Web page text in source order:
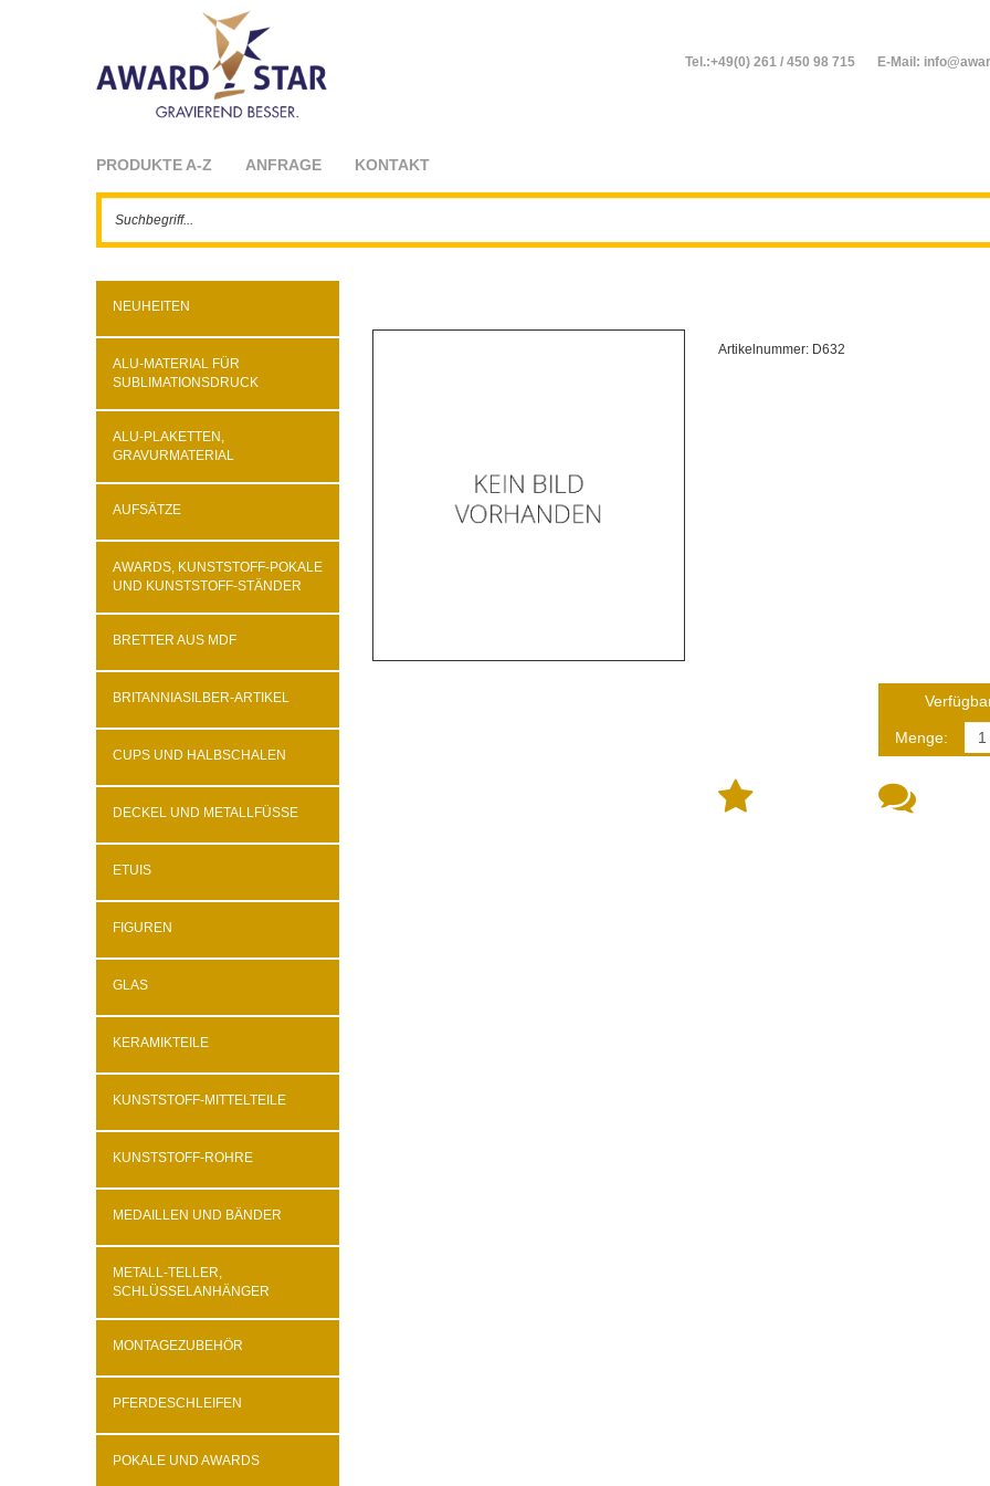
Tel.:+49(0) 261 / 450 98 715 E-Mail:
PRODUKTE A-Z ANFRAGE KONTAKT
NEUHEITEN
ALU-MATERIAL FÜR
SUBLIMATIONSDRUCK
ALU-PLAKETTEN,
GRAVURMATERIAL
AUFSÄTZE
AWARDS, KUNSTSTOFF-POKALE
UND KUNSTSTOFF-STÄNDER
BRETTER AUS MDF
BRITANNIASILBER-ARTIKEL
CUPS UND HALBSCHALEN
DECKEL UND METALLFÜSSE
ETUIS
FIGUREN
GLAS
KERAMIKTEILE
KUNSTSTOFF-MITTELTEILE
KUNSTSTOFF-ROHRE
MEDAILLEN UND BÄNDER
METALL-TELLER,
SCHLÜSSELANHÄNGER
MONTAGEZUBEHÖR
PFERDESCHLEIFEN
POKALE UND AWARDS
Artikelnummer: D632
Menge: